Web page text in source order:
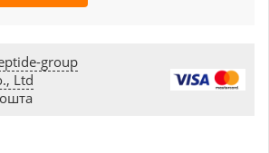
group
Ltd